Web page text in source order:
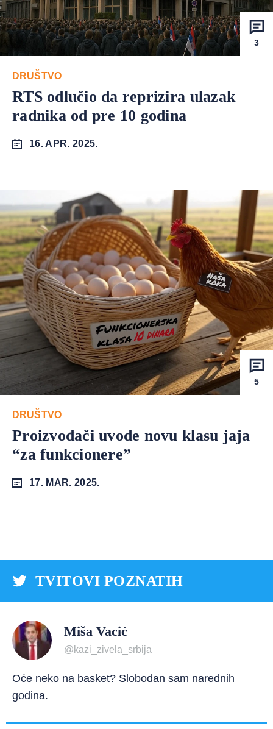
3
DRUŠTVO
RTS odlučio da reprizira ulazak
radnika od pre 10 godina
16. APR. 2025.
5
DRUŠTVO
Proizvođači uvode novu klasu jaja
“za funkcionere”
17. MAR. 2025.
TVITOVI POZNATIH
Miša Vacić
@kazi_zivela_srbija
Oće neko na basket? Slobodan sam narednih
godina.